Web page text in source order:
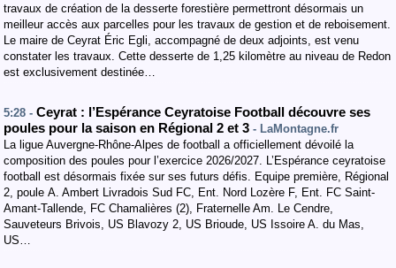
travaux de création de la desserte forestière permettront désormais un
meilleur accès aux parcelles pour les travaux de gestion et de reboisement.
Le maire de Ceyrat Éric Egli, accompagné de deux adjoints, est venu
constater les travaux. Cette desserte de 1,25 kilomètre au niveau de Redon
est exclusivement destinée…
5:28 - Ceyrat : l’Espérance Ceyratoise Football découvre ses
poules pour la saison en Régional 2 et 3 - LaMontagne.fr
La ligue Auvergne-Rhône-Alpes de football a officiellement dévoilé la
composition des poules pour l’exercice 2026/2027. L’Espérance ceyratoise
football est désormais fixée sur ses futurs défis. Equipe première, Régional
2, poule A. Ambert Livradois Sud FC, Ent. Nord Lozère F, Ent. FC Saint-
Amant-Tallende, FC Chamalières (2), Fraternelle Am. Le Cendre,
Sauveteurs Brivois, US Blavozy 2, US Brioude, US Issoire A. du Mas,
US…